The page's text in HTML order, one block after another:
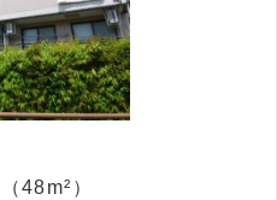
（48m²）